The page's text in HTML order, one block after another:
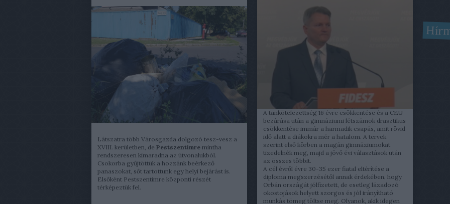
Látszatra több Városgazda dolgozó tesz-vesz a
XVIII. kerületben, de Pestszentimre mintha
rendszeresen kimaradna az útvonalukból.
Csokorba gyűjtöttük a hozzánk beérkező
panaszokat, sőt tartottunk egy helyi bejárást is.
Elsőként Pestszentimre központi részét
térképeztük fel.
A tankötelezettség 16 évre csökkentése és a CEU
bezárása után a gimnáziumi létszámok drasztikus
csökkentése immár a harmadik csapás, amit rövid
idő alatt a diákokra mér a hatalom. A tervek
szerint első körben a magán gimnáziumokat
tizedelnék meg, majd a jövő évi választások után
az összes többit.
A cél évről évre 30-35 ezer fiatal eltérítése a
diploma megszerzésétől annak érdekében, hogy
Orbán országát jólfizetett, de esetleg lázadozó
okostojások helyett szorgos és jól irányítható
munkás tömeg töltse meg. Olyanok, akik idegen